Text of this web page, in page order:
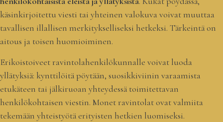
käsinkirjoitettu viesti tai yhteinen valokuva voivat muuttaa
tavallisen illallisen merkitykselliseksi hetkeksi. Tärkeintä on
aitous ja toisen huomioiminen.
Erikoistoiveet ravintolahenkilökunnalle voivat luoda
yllätyksiä: kynttilöitä pöytään, suosikkiviinin varaamista
etukäteen tai jälkiruoan yhteydessä toimitettavan
henkilökohtaisen viestin. Monet ravintolat ovat valmiita
tekemään yhteistyötä erityisten hetkien luomiseksi.